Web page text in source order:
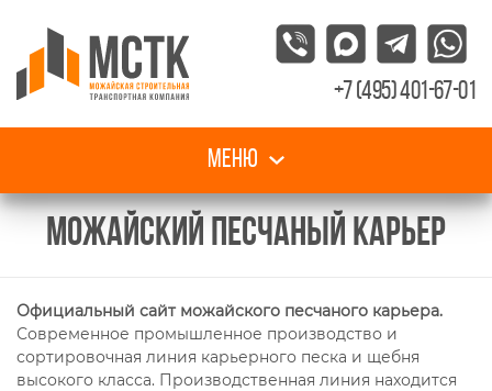
+7 (495) 401-67-01
Меню
МОЖАЙСКИЙ ПЕСЧАНЫЙ КАРЬЕР
Официальный сайт можайского песчаного карьера.
Современное промышленное производство и
сортировочная линия карьерного песка и щебня
высокого класса. Производственная линия находится